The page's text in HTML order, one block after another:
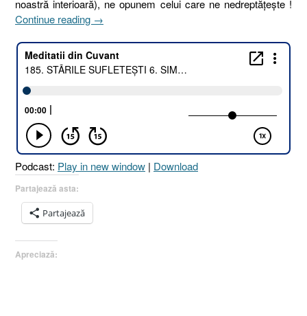
noastră interioară), ne opunem celui care ne nedreptățește !
Continue reading „185.
SUFLETEȘTI
6.
SIMȚUL
MÂNIA
ȘI
PRILEJUL
[Efeseni
→
Podcast: Play in new window | Download
Partajează asta:
Partajează
Apreciază: